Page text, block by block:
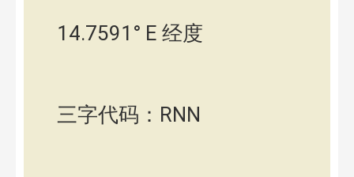
14.7591° E 经度
三字代码：RNN